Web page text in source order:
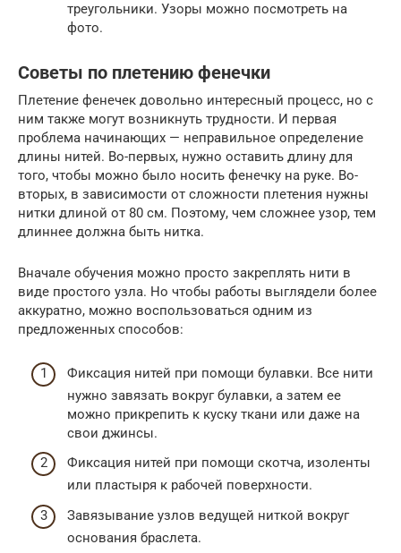
треугольники. Узоры можно посмотреть на
фото.
Советы по плетению фенечки
Плетение фенечек довольно интересный процесс, но с
ним также могут возникнуть трудности. И первая
проблема начинающих — неправильное определение
длины нитей. Во-первых, нужно оставить длину для
того, чтобы можно было носить фенечку на руке. Во-
вторых, в зависимости от сложности плетения нужны
нитки длиной от 80 см. Поэтому, чем сложнее узор, тем
длиннее должна быть нитка.
Вначале обучения можно просто закреплять нити в
виде простого узла. Но чтобы работы выглядели более
аккуратно, можно воспользоваться одним из
предложенных способов:
Фиксация нитей при помощи булавки. Все нити
нужно завязать вокруг булавки, а затем ее
можно прикрепить к куску ткани или даже на
свои джинсы.
Фиксация нитей при помощи скотча, изоленты
или пластыря к рабочей поверхности.
Завязывание узлов ведущей ниткой вокруг
основания браслета.